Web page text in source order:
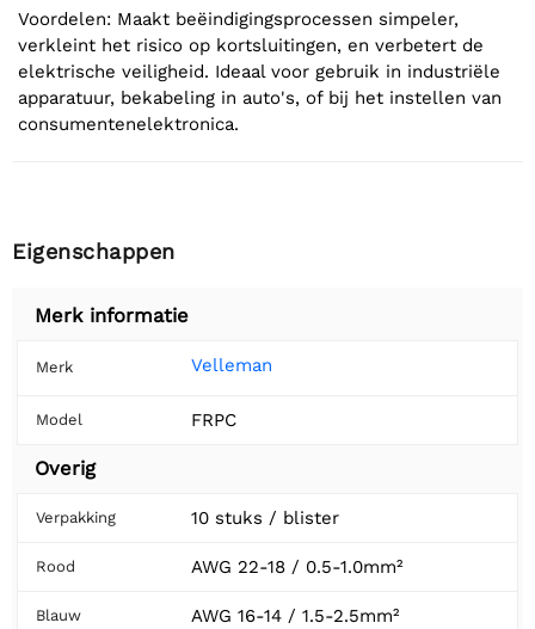
Voordelen: Maakt beëindigingsprocessen simpeler,
verkleint het risico op kortsluitingen, en verbetert de
elektrische veiligheid. Ideaal voor gebruik in industriële
apparatuur, bekabeling in auto's, of bij het instellen van
consumentenelektronica.
Eigenschappen
Merk informatie
Merk Velleman
Model FRPC
Overig
Verpakking 10 stuks / blister
Rood AWG 22-18 / 0.5-1.0mm²
Blauw AWG 16-14 / 1.5-2.5mm²